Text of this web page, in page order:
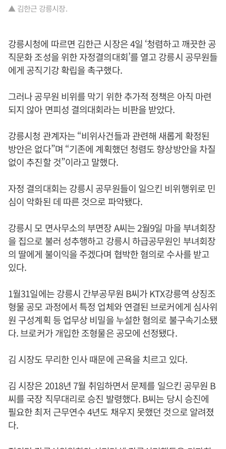
▲ 김한근 강릉시장.
강릉시청에 따르면 김한근 시장은 4일 ‘청렴하고 깨끗한 공
직문화 조성을 위한 자정결의대회’를 열고 강릉시 공무원들
에게 공직기강 확립을 촉구했다.
그러나 공무원 비위를 막기 위한 추가적 정책은 아직 마련
되지 않아 면피성 결의대회라는 비판을 받았다.
강릉시청 관계자는 “비위사건들과 관련해 새롭게 확정된
방안은 없다”며 “기존에 계획했던 청렴도 향상방안을 차질
없이 추진할 것”이라고 말했다.
자정 결의대회는 강릉시 공무원들이 일으킨 비위행위로 민
심이 악화된 데 따른 것으로 파악됐다.
강릉시 모 면사무소의 부면장 A씨는 2월9일 마을 부녀회장
을 집으로 불러 성추행하고 강릉시 하급공무원인 부녀회장
의 딸에게 불이익을 주겠다며 협박한 혐의로 수사를 받고
있다.
1월31일에는 강릉시 간부공무원 B씨가 KTX강릉역 상징조
형물 공모 과정에서 특정 업체와 연결된 브로커에게 심사위
원 구성계획 등 업무상 비밀을 누설한 혐의로 불구속기소됐
다. 브로커가 개입한 조형물은 공모에 선정됐다.
김 시장도 무리한 인사 때문에 곤욕을 치르고 있다.
김 시장은 2018년 7월 취임하면서 문제를 일으킨 공무원 B
씨를 국장 직무대리로 승진 발령했다. B씨는 당시 승진에
필요한 최저 근무연수 4년도 채우지 못했던 것으로 알려졌
다.